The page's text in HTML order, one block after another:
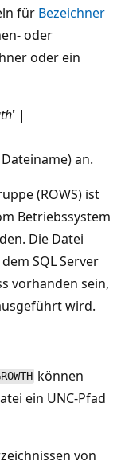
für Bezeichner
oder
oder ein
' |
an.
(ROWS) ist
Betriebssystem
Die Datei
SQL Server
vorhanden sein,
wird.
können
ein UNC-Pfad
von